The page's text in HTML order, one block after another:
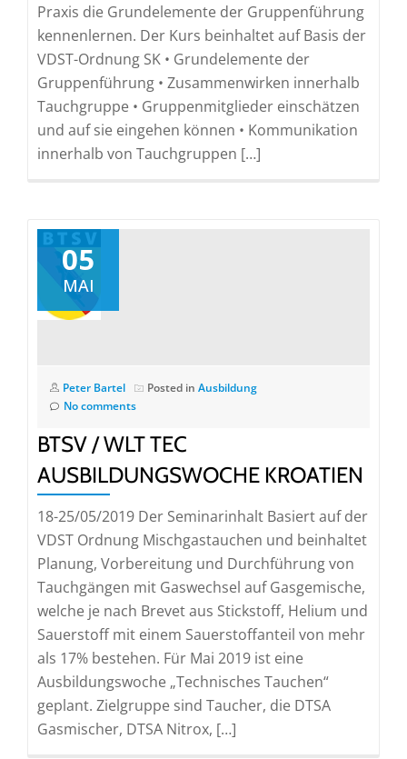
Praxis die Grundelemente der Gruppenführung
kennenlernen. Der Kurs beinhaltet auf Basis der
VDST-Ordnung SK • Grundelemente der
Gruppenführung • Zusammenwirken innerhalb
Tauchgruppe • Gruppenmitglieder einschätzen
und auf sie eingehen können • Kommunikation
innerhalb von Tauchgruppen […]
05
MAI
Peter Bartel Posted in Ausbildung
No comments
BTSV / WLT TEC
AUSBILDUNGSWOCHE KROATIEN
18-25/05/2019 Der Seminarinhalt Basiert auf der
VDST Ordnung Mischgastauchen und beinhaltet
Planung, Vorbereitung und Durchführung von
Tauchgängen mit Gaswechsel auf Gasgemische,
welche je nach Brevet aus Stickstoff, Helium und
Sauerstoff mit einem Sauerstoffanteil von mehr
als 17% bestehen. Für Mai 2019 ist eine
Ausbildungswoche „Technisches Tauchen“
geplant. Zielgruppe sind Taucher, die DTSA
Gasmischer, DTSA Nitrox, […]